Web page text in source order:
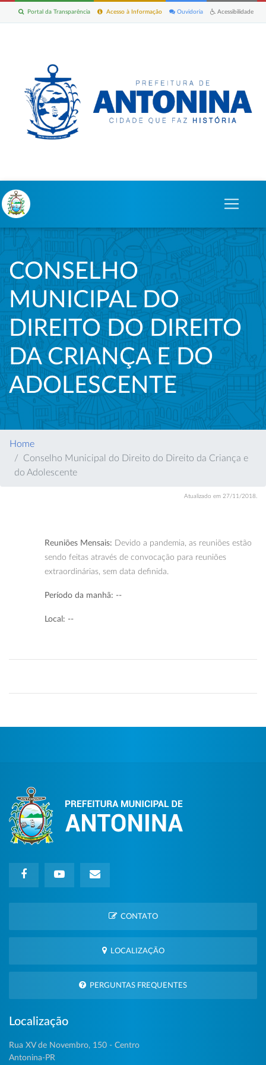
Acessibilidade
Ouvidoria
Acesso à Informação
Portal da Transparência
CONSELHO
MUNICIPAL DO
DIREITO DO DIREITO
DA CRIANÇA E DO
ADOLESCENTE
Home
Conselho Municipal do Direito do Direito da Criança e
do Adolescente
Atualizado em 27/11/2018.
Reuniões Mensais: Devido a pandemia, as reuniões estão
sendo feitas através de convocação para reuniões
extraordinárias, sem data definida.
Período da manhã: --
Local: --
CONTATO
LOCALIZAÇÃO
PERGUNTAS FREQUENTES
Localização
Rua XV de Novembro, 150 - Centro
Antonina-PR